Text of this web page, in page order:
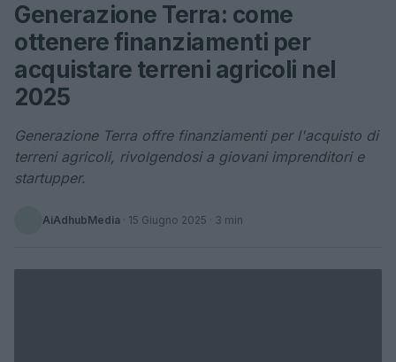
Generazione Terra: come
ottenere finanziamenti per
acquistare terreni agricoli nel
2025
Generazione Terra offre finanziamenti per l'acquisto di
terreni agricoli, rivolgendosi a giovani imprenditori e
startupper.
AiAdhubMedia · 15 Giugno 2025 · 3 min